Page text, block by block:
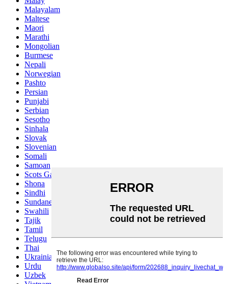
Malayalam
Maltese
Maori
Marathi
Mongolian
Burmese
Nepali
Norwegian
Pashto
Persian
Punjabi
Serbian
Sesotho
Sinhala
Slovak
Slovenian
Somali
Samoan
Scots Gaelic
Shona
Sindhi
Sundanese
Swahili
Tajik
Tamil
Telugu
Thai
Ukrainian
Urdu
Uzbek